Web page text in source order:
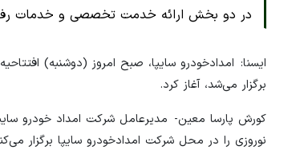
در دو بخش ارائه خدمت تخصصی و خدمات رفتاری به مدت ۲۰ روز (تا ۱۴ فروردین
برگزار می‌شد، آغاز کرد.
کورش پارسا معین- مدیرعامل شرکت امداد خودرو
نوروزی را در محل شرکت امدادخودرو سایپا برگزار